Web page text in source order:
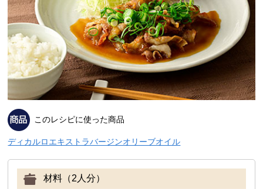
このレシピに使った商品
ディカルロエキストラバージンオリーブオイル
材料（2人分）